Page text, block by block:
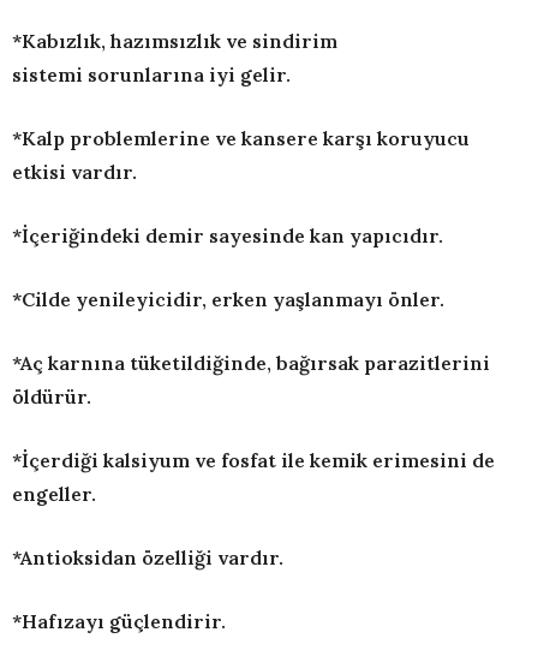
*Kabızlık, hazımsızlık ve sindirim
sistemi sorunlarına iyi gelir.
*Kalp problemlerine ve kansere karşı koruyucu
etkisi vardır.
*İçeriğindeki demir sayesinde kan yapıcıdır.
*Cilde yenileyicidir, erken yaşlanmayı önler.
*Aç karnına tüketildiğinde, bağırsak parazitlerini
öldürür.
*İçerdiği kalsiyum ve fosfat ile kemik erimesini de
engeller.
*Antioksidan özelliği vardır.
*Hafızayı güçlendirir.